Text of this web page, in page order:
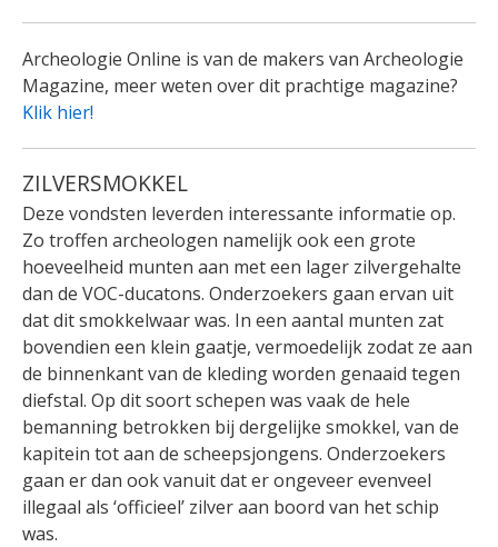
Archeologie Online is van de makers van Archeologie
Magazine, meer weten over dit prachtige magazine?
Klik hier!
ZILVERSMOKKEL
Deze vondsten leverden interessante informatie op.
Zo troffen archeologen namelijk ook een grote
hoeveelheid munten aan met een lager zilvergehalte
dan de VOC-ducatons. Onderzoekers gaan ervan uit
dat dit smokkelwaar was. In een aantal munten zat
bovendien een klein gaatje, vermoedelijk zodat ze aan
de binnenkant van de kleding worden genaaid tegen
diefstal. Op dit soort schepen was vaak de hele
bemanning betrokken bij dergelijke smokkel, van de
kapitein tot aan de scheepsjongens. Onderzoekers
gaan er dan ook vanuit dat er ongeveer evenveel
illegaal als ‘officieel’ zilver aan boord van het schip
was.